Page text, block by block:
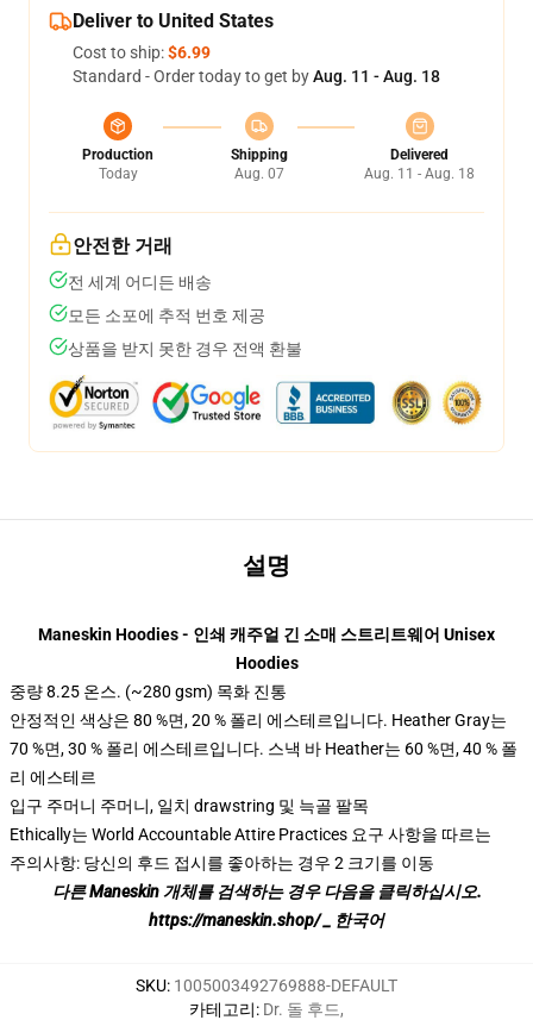
Deliver to United States
Cost to ship:$6.99
Standard - Order today to get byAug. 11 - Aug. 18
Production
Today
Shipping
Aug. 07
Delivered
Aug. 11 - Aug. 18
안전한 거래
전 세계 어디든 배송
모든 소포에 추적 번호 제공
상품을 받지 못한 경우 전액 환불
설명
modname=ckeditor 지시어
Maneskin Hoodies - 인쇄 캐주얼 긴 소매 스트리트웨어 Unisex
Hoodies
중량 8.25 온스. (~280 gsm) 목화 진통
안정적인 색상은 80 %면, 20 % 폴리 에스테르입니다. Heather Gray는
70 %면, 30 % 폴리 에스테르입니다. 스낵 바 Heather는 60 %면, 40 % 폴
리 에스테르
입구 주머니 주머니, 일치 drawstring 및 늑골 팔목
Ethically는 World Accountable Attire Practices 요구 사항을 따르는
주의사항: 당신의 후드 접시를 좋아하는 경우 2 크기를 이동
다른 Maneskin 개체를 검색하는 경우 다음을 클릭하십시오.
https://maneskin.shop/ _ 한국어
SKU: 1005003492769888-DEFAULT
카테고리: Dr. 돌 후드,